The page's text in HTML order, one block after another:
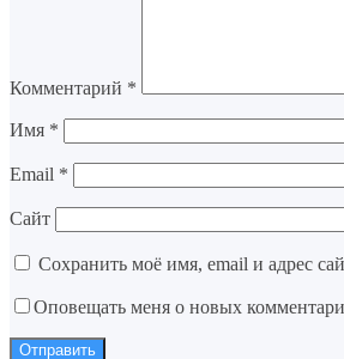
Комментарий *
Имя *
Email *
Сайт
Сохранить моё имя, email и адрес
Оповещать меня о новых